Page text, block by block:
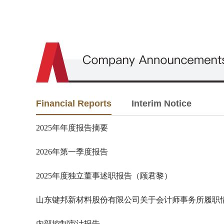
Financial Reports
2025年年度报告摘要
2026年第一季度报告
2025年度独立董事述职报告（顾君黎）
山东键邦新材料股份有限公司关于会计师事务所履职
Interim Notice